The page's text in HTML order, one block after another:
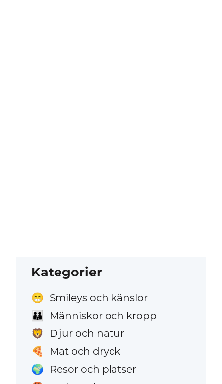
Kategorier
😁 Smileys och känslor
👪 Människor och kropp
🦁 Djur och natur
🍕 Mat och dryck
🌍 Resor och platser